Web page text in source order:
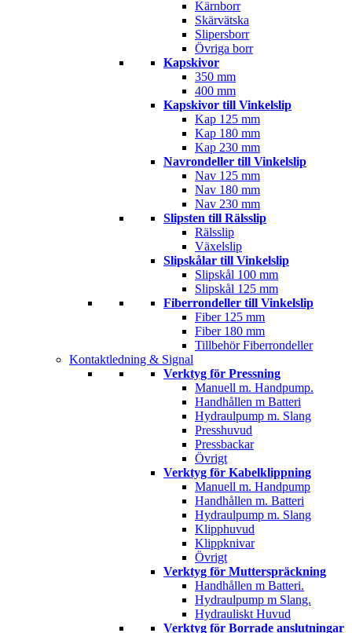
Kärnborr
Skärvätska
Slipersborr
Övriga borr
Kapskivor
350 mm
400 mm
Kapskivor till Vinkelslip
Kap 125 mm
Kap 180 mm
Kap 230 mm
Navrondeller till Vinkelslip
Nav 125 mm
Nav 180 mm
Nav 230 mm
Slipsten till Rälsslip
Rälsslip
Växelslip
Slipskålar till Vinkelslip
Slipskål 100 mm
Slipskål 125 mm
Fiberrondeller till Vinkelslip
Fiber 125 mm
Fiber 180 mm
Tillbehör Fiberrondeller
Kontaktledning & Signal
Verktyg för Pressning
Manuell m. Handpump.
Handhållen m Batteri
Hydraulpump m. Slang
Presshuvud
Pressbackar
Övrigt
Verktyg för Kabelklippning
Manuell m. Handpump
Handhållen m. Batteri
Hydraulpump m. Slang
Klipphuvud
Klippknivar
Övrigt
Verktyg för Mutterspräckning
Handhållen m Batteri.
Hydraulpump m Slang.
Hydrauliskt Huvud
Verktyg för Borrade anslutningar